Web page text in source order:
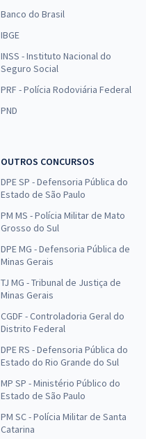
Banco do Brasil
IBGE
INSS - Instituto Nacional do
Seguro Social
PRF - Polícia Rodoviária Federal
PND
OUTROS CONCURSOS
DPE SP - Defensoria Pública do
Estado de São Paulo
PM MS - Polícia Militar de Mato
Grosso do Sul
DPE MG - Defensoria Pública de
Minas Gerais
TJ MG - Tribunal de Justiça de
Minas Gerais
CGDF - Controladoria Geral do
Distrito Federal
DPE RS - Defensoria Pública do
Estado do Rio Grande do Sul
MP SP - Ministério Público do
Estado de São Paulo
PM SC - Polícia Militar de Santa
Catarina